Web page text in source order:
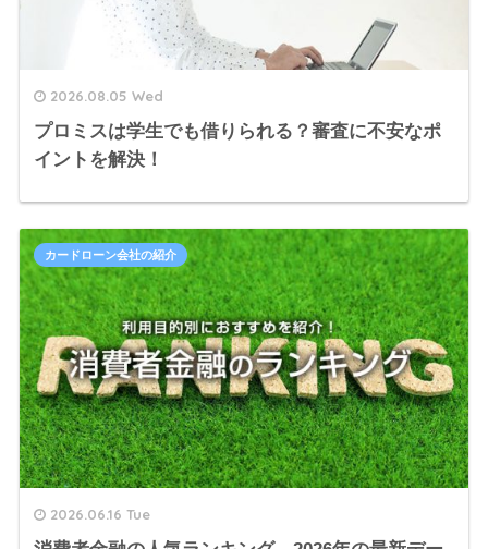
2026.08.05 Wed
プロミスは学生でも借りられる？審査に不安なポ
イントを解決！
2026.06.16 Tue
カードローン会社の紹介